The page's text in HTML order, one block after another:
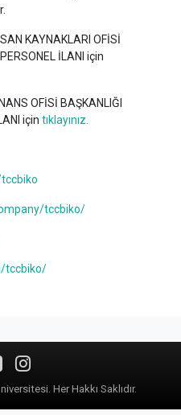
KAYNAKLARI OFİSİ
İLANI için
OFİSİ BAŞKANLIĞI
için tıklayınız.
tccbiko/
tccbiko/
Her Hakkı Saklıdır.